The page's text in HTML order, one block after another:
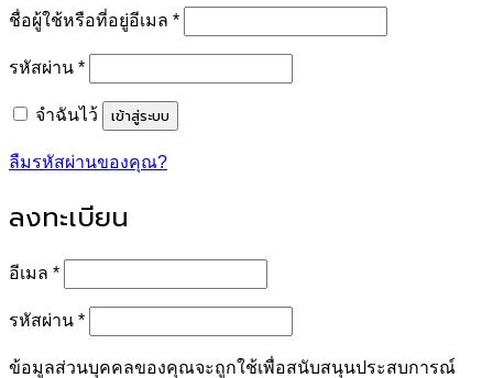
ชื่อผู้ใช้หรือที่อยู่อีเมล *ต้องการ
รหัสผ่าน *ต้องการ
จำฉันไว้ เข้าสู่ระบบ
ลืมรหัสผ่านของคุณ?
ลงทะเบียน
อีเมล *ต้องการ
รหัสผ่าน *ต้องการ
ข้อมูลส่วนบุคคลของคุณจะถูกใช้เพื่อสนับสนุนประสบการณ์